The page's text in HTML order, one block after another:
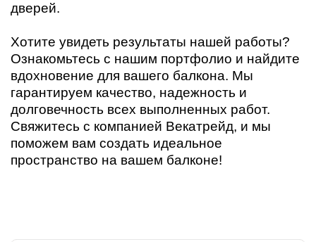
дверей.
Хотите увидеть результаты нашей работы?
Ознакомьтесь с нашим портфолио и найдите
вдохновение для вашего балкона. Мы
гарантируем качество, надежность и
долговечность всех выполненных работ.
Свяжитесь с компанией Векатрейд, и мы
поможем вам создать идеальное
пространство на вашем балконе!